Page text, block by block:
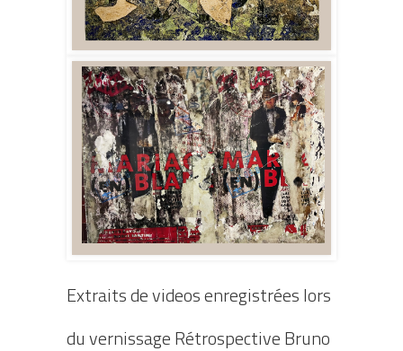
Extraits de videos enregistrées lors
du vernissage Rétrospective Bruno